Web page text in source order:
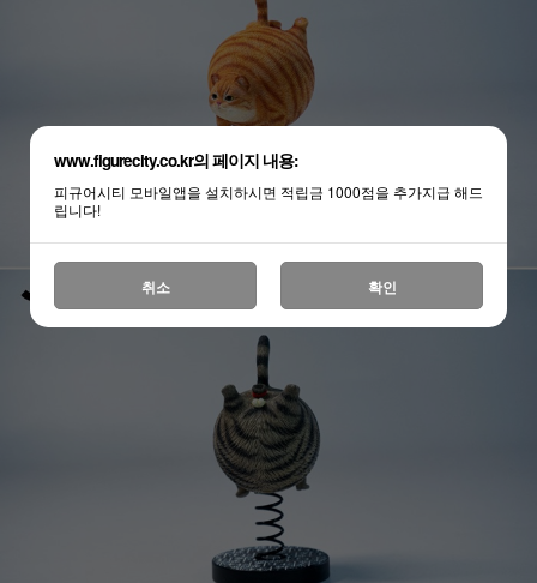
www.figurecity.co.kr의 페이지 내용:
피규어시티 모바일앱을 설치하시면 적립금 1000점을 추가지급 해드
립니다!
취소 확인